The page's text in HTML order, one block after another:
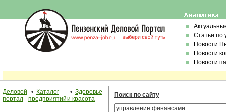
Статьи по
Новости
Новости
Новости
Деловой
портал
• Каталог
предприятий
• Здоровье
и красота
Поиск по сайту